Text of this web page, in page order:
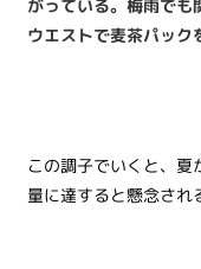
がっている。梅雨でも
ウエストで麦茶パック
この調子でいくと、夏
量に達すると懸念され